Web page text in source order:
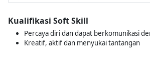
Kualifikasi Soft Skill
Percaya diri dan dapat berkomunikasi
Kreatif, aktif dan menyukai tantangan